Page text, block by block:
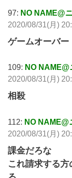
97: NO NAME@
2020/08/31(月)
ゲームオーバー
109: NO
2020/08/31(月)
相殺
112: NO NAME@
2020/08/31(月)
課金だろな
これ請求する